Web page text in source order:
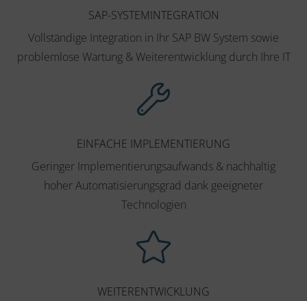
SAP-SYSTEMINTEGRATION
Vollständige Integration in Ihr SAP BW System sowie
problemlose Wartung & Weiterentwicklung durch Ihre IT
EINFACHE IMPLEMENTIERUNG
Geringer Implementierungsaufwands & nachhaltig
hoher Automatisierungsgrad dank geeigneter
Technologien
WEITERENTWICKLUNG